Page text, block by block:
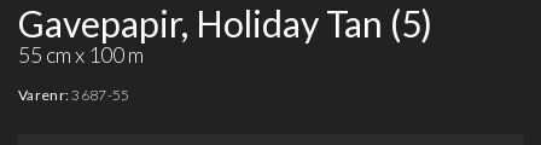
Gavepapir, Holiday Tan (5)
55 cm x 100 m
Varenr:3687-55